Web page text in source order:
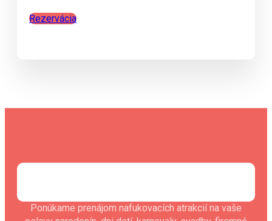
Rezervácia
Ponúkame prenájom nafukovacích atrakcií na vaše